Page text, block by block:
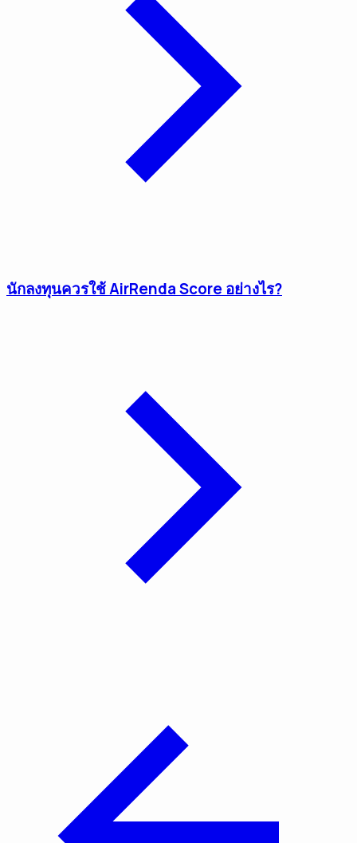
นักลงทุนควรใช้ AirRenda Score อย่างไร?